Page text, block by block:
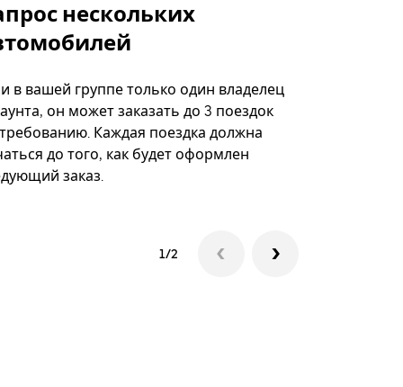
нескольких
в вашей группе только один владелец
он может заказать до 3 поездок
Каждая поездка должна
до того, как будет оформлен
заказ.
1/2